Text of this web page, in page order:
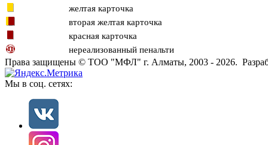
желтая карточка
вторая желтая карточка
красная карточка
нереализованный пенальти
Права защищены © ТОО "МФЛ" г. Алматы, 2003 - 2026.
Мы в соц. сетях: